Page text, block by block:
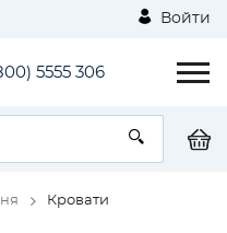
Войти
5555 306
Кровати